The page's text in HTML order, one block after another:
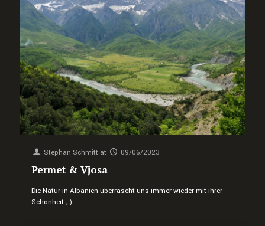
Stephan Schmitt at 09/06/2023
Permet & Vjosa
Die Natur in Albanien überrascht uns immer wieder mit ihrer
Schönheit ;-)